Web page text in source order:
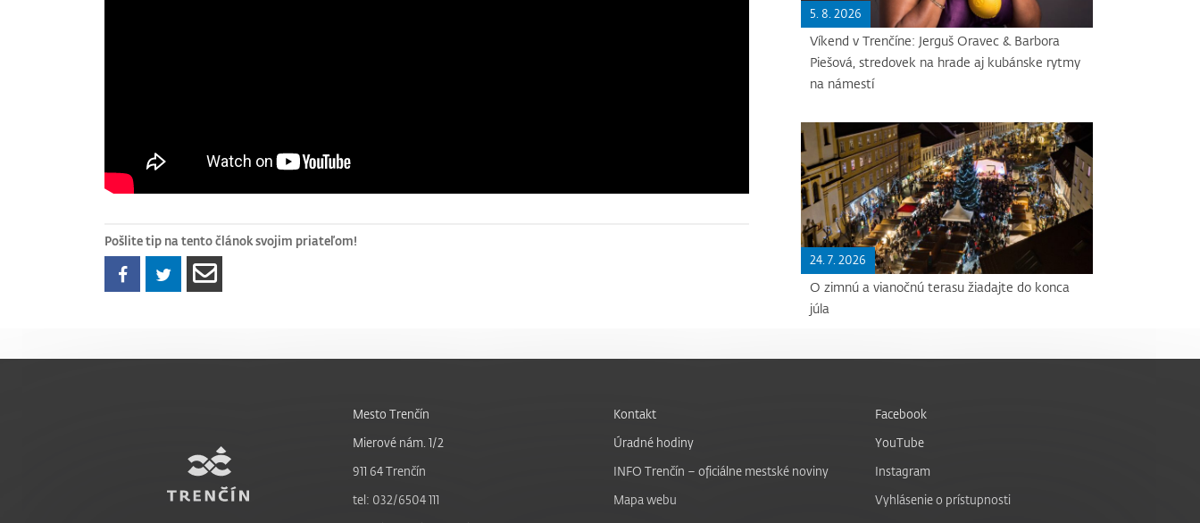
Pošlite tip na tento článok svojim priateľom!
5. 8. 2026
Víkend v Trenčíne: Jerguš Oravec & Barbora
Piešová, stredovek na hrade aj kubánske rytmy
na námestí
24. 7. 2026
O zimnú a vianočnú terasu žiadajte do konca
júla
Mesto Trenčín
Mierové nám. 1/2
911 64 Trenčín
tel: 032/6504 111
Kontakt
Úradné hodiny
INFO Trenčín – oficiálne mestské noviny
Mapa webu
Facebook
YouTube
Instagram
Vyhlásenie o prístupnosti